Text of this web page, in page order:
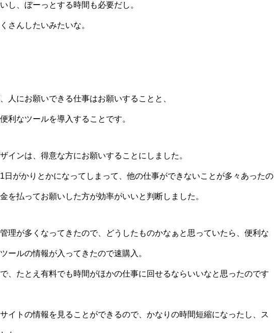
し、ぼーっとする時間も必要だし。
さんしたいみたいな。
人にお願いできる仕事はお願いすることと、
利なツールを導入することです。
インは、得意な方にお願いすることにしました。
日がかりとかになってしまって、他の仕事ができないことが多々あったの
を払ってお願いした方が効率がいいと判断しました。
理が多くなってきたので、どうしたものかなぁと思っていたら、便利な
ールの情報が入ってきたので速購入。
、たとえ有料でも時間がほかの仕事に回せるならいいなと思ったのです
イトの情報を見ることができるので、かなりの時間短縮になったし、ス